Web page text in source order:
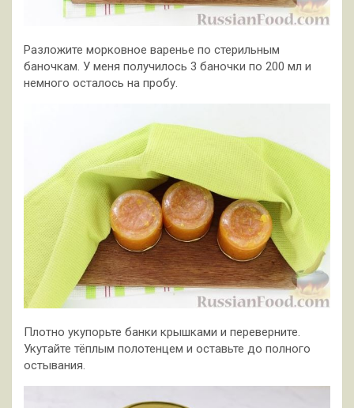
Разложите морковное варенье по стерильным
баночкам. У меня получилось 3 баночки по 200 мл и
немного осталось на пробу.
Плотно укупорьте банки крышками и переверните.
Укутайте тёплым полотенцем и оставьте до полного
остывания.